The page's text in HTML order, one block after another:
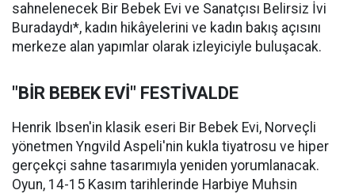
sahnelenecek Bir Bebek Evi ve Sanatçısı Belirsiz İvi
Buradaydı*, kadın hikâyelerini ve kadın bakış açısını
merkeze alan yapımlar olarak izleyiciyle buluşacak.
"BİR BEBEK EVİ" FESTİVALDE
Henrik Ibsen'in klasik eseri Bir Bebek Evi, Norveçli
yönetmen Yngvild Aspeli'nin kukla tiyatrosu ve hiper
gerçekçi sahne tasarımıyla yeniden yorumlanacak.
Oyun, 14-15 Kasım tarihlerinde Harbiye Muhsin